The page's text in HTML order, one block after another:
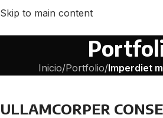
Skip to main content
Inicio/Portfolio/Imperdiet
ULLAMCORPER